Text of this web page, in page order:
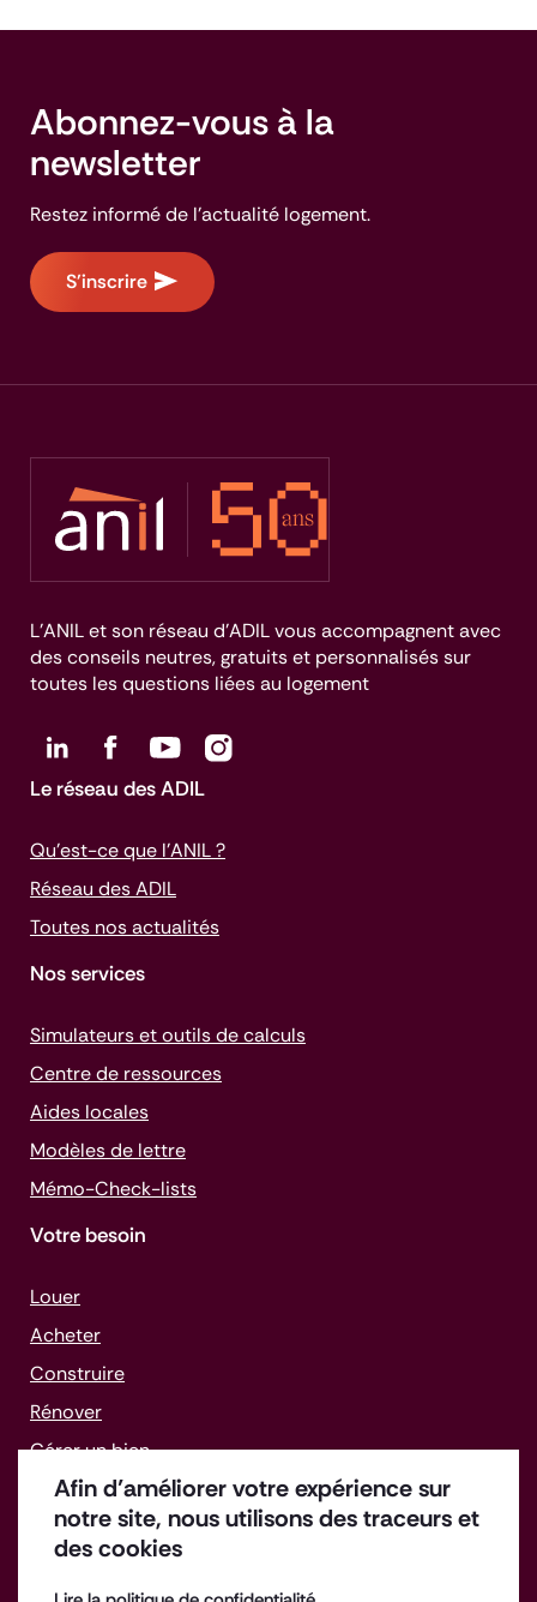
Afin d’améliorer votre expérience sur
notre site, nous utilisons des traceurs et
des cookies
Abonnez-vous à la
newsletter
Restez informé de l'actualité logement.
S'inscrire
L’ANIL et son réseau d’ADIL vous accompagnent avec
des conseils neutres, gratuits et personnalisés sur
toutes les questions liées au logement
Le réseau des ADIL
Qu’est-ce que l’ANIL ?
Réseau des ADIL
Toutes nos actualités
Nos services
Simulateurs et outils de calculs
Centre de ressources
Aides locales
Modèles de lettre
Mémo-Check-lists
Votre besoin
Louer
Acheter
Construire
Rénover
Gérer un bien
Faire face aux difficultés